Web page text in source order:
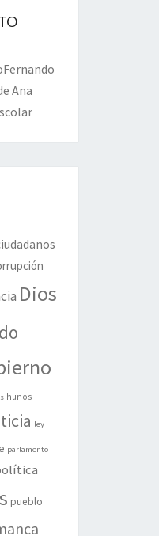
Fernando
Ana
Dios
hunos
ley
parlamento
pueblo